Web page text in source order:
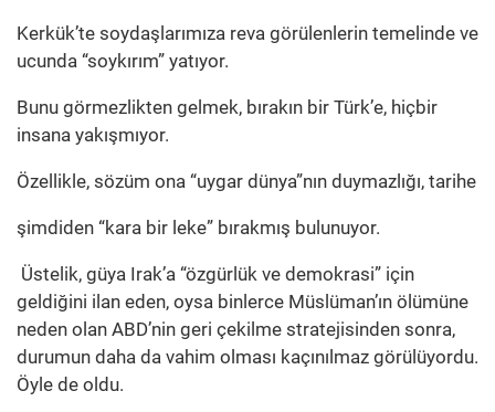
Kerkük’te soydaşlarımıza reva görülenlerin temelinde ve
ucunda “soykırım” yatıyor.
Bunu görmezlikten gelmek, bırakın bir Türk’e, hiçbir
insana yakışmıyor.
Özellikle, sözüm ona “uygar dünya”nın duymazlığı, tarihe
şimdiden “kara bir leke” bırakmış bulunuyor.
Üstelik, güya Irak’a “özgürlük ve demokrasi” için
geldiğini ilan eden, oysa binlerce Müslüman’ın ölümüne
neden olan ABD’nin geri çekilme stratejisinden sonra,
durumun daha da vahim olması kaçınılmaz görülüyordu.
Öyle de oldu.